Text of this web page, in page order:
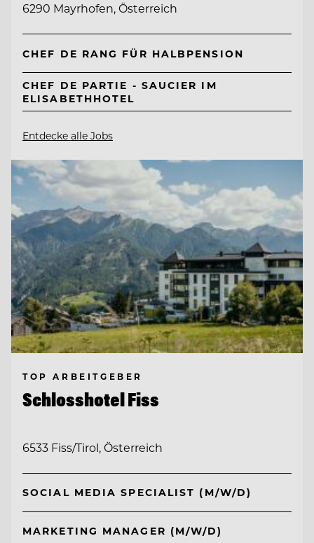
6290 Mayrhofen, Österreich
CHEF DE RANG FÜR HALBPENSION
CHEF DE PARTIE - SAUCIER IM
ELISABETHHOTEL
Entdecke alle Jobs
TOP ARBEITGEBER
Schlosshotel Fiss
6533 Fiss/Tirol, Österreich
SOCIAL MEDIA SPECIALIST (M/W/D)
MARKETING MANAGER (M/W/D)